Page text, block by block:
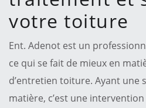
votre toiture
Ent. Adenot est un
ce qui se fait de mieux en
d’entretien toiture. Ayant une
matière, c’est une intervention